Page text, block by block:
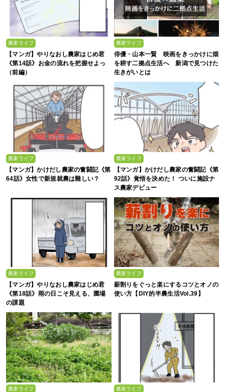
農家ライフ
【マンガ】やりなおし農家はじめ君
《第14話》お金の流れを把握せよっ
（前編）
農家ライフ
俳優・山本一賢 映画をきっかけに畑
を耕す二拠点生活へ 新潟で見つけた
生きがいとは
農家ライフ
【マンガ】かけだし農家の奮闘記《第
64話》女性で新規就農は難しい？
農家ライフ
【マンガ】かけだし農家の奮闘記《第
92話》覚悟を決めた！ ついに施設ナ
ス農家デビュー
農家ライフ
【マンガ】やりなおし農家はじめ君
《第18話》雨の日こそ見える、圃場
の課題
農家ライフ
薪割りをぐっと楽にするコツとオノの
使い方【DIY的半農生活Vol.39】
農家ライフ 農家ライフ